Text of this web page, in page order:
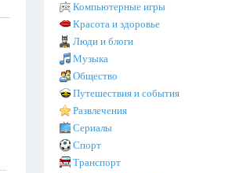
Компьютерные игры
Красота и здоровье
Люди и блоги
Музыка
Общество
Путешествия и события
Развлечения
Сериалы
Спорт
Транспорт